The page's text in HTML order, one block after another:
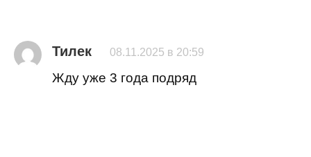
Тилек 08.11.2025 в 20:59
Жду уже 3 года подряд